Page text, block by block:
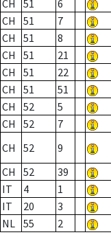
CH 51 6
CH
51 7
CH
51 8
CH
51 21
CH
51 22
CH
51 51
CH
52 5
CH
52 7
CH
52 9
CH
52 39
IT
4 1
IT
20 3
NL 55 2